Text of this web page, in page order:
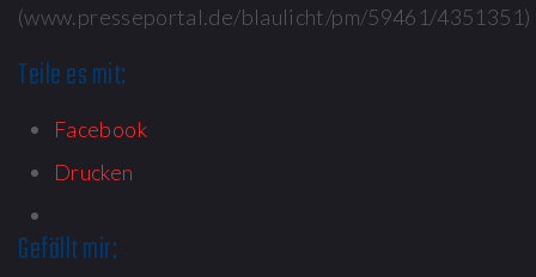
(www.presseportal.de/blaulicht/pm/59461/4351351)
Teile es mit:
Facebook
Drucken
Gefällt mir: